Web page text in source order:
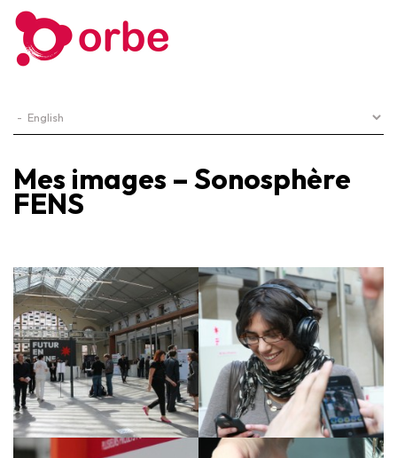
Mes images – Sonosphère
FENS